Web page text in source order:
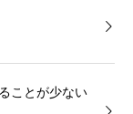
ことが少ない